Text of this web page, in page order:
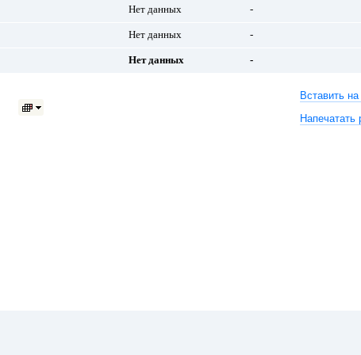
Нет данных -
Нет данных -
Нет данных -
Вставить на
Напечатать